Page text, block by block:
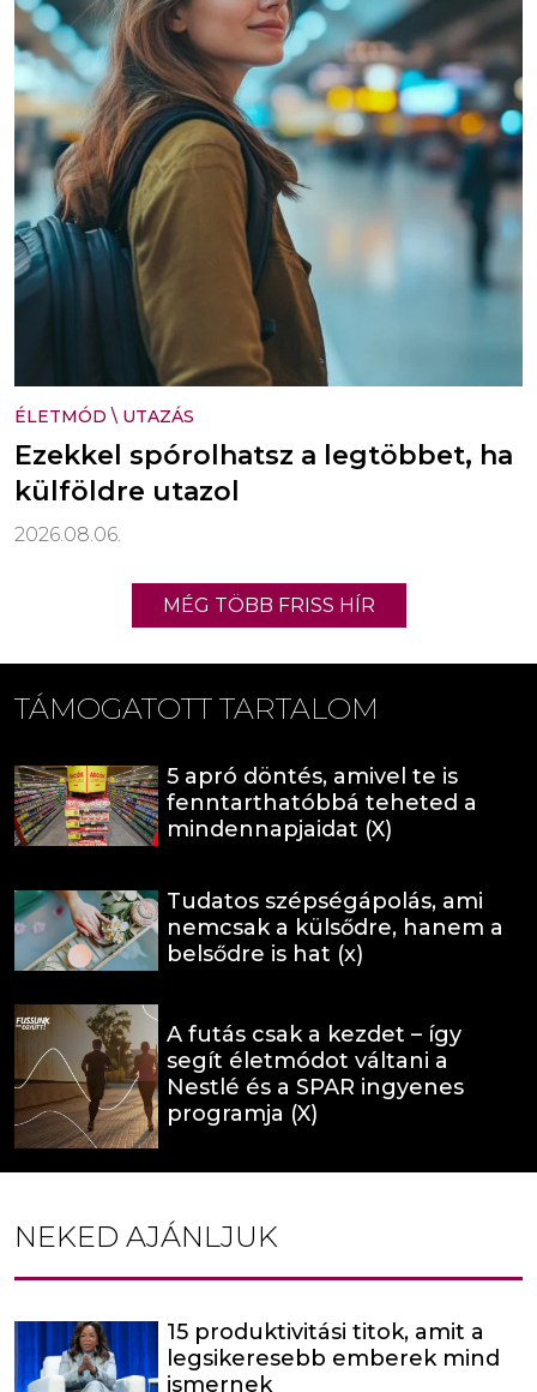
ÉLETMÓD \ UTAZÁS
Ezekkel spórolhatsz a legtöbbet, ha
külföldre utazol
2026.08.06.
MÉG TÖBB FRISS HÍR
TÁMOGATOTT TARTALOM
5 apró döntés, amivel te is
fenntarthatóbbá teheted a
mindennapjaidat (X)
Tudatos szépségápolás, ami
nemcsak a külsődre, hanem a
belsődre is hat (x)
A futás csak a kezdet – így
segít életmódot váltani a
Nestlé és a SPAR ingyenes
programja (X)
NEKED AJÁNLJUK
15 produktivitási titok, amit a
legsikeresebb emberek mind
ismernek